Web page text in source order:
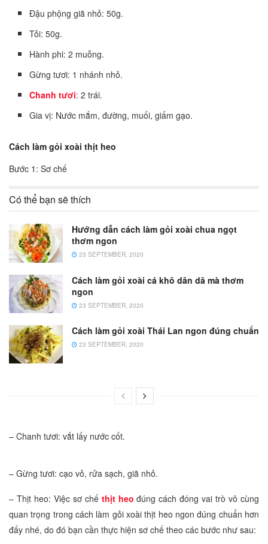
Đậu phộng giã nhỏ: 50g.
Tỏi: 50g.
Hành phi: 2 muỗng.
Gừng tươi: 1 nhánh nhỏ.
Chanh tươi: 2 trái.
Gia vị: Nước mắm, đường, muối, giấm gạo.
Cách làm gỏi xoài thịt heo
Bước 1: Sơ chế
Có thể bạn sẽ thích
Hướng dẫn cách làm gỏi xoài chua ngọt
thơm ngon
23 SEPTEMBER, 2020
Cách làm gỏi xoài cá khô dân dã mà thơm
ngon
23 SEPTEMBER, 2020
Cách làm gỏi xoài Thái Lan ngon đúng chuẩn
23 SEPTEMBER, 2020
– Chanh tươi: vắt lấy nước cốt.
– Gừng tươi: cạo vỏ, rửa sạch, giã nhỏ.
– Thịt heo: Việc sơ chế thịt heo đúng cách đóng vai trò vô cùng
quan trọng trong cách làm gỏi xoài thịt heo ngon đúng chuẩn hơn
đấy nhé, do đó bạn cần thực hiện sơ chế theo các bước như sau: